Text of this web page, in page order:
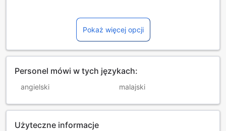
Pokaż więcej opcji
Personel mówi w tych językach:
angielski malajski
Użyteczne informacje